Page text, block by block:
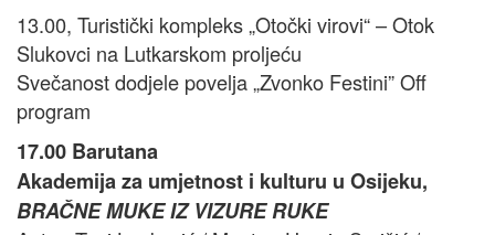
13.00, Turistički kompleks „Otočki virovi“ – Otok
Slukovci na Lutkarskom proljeću
Svečanost dodjele povelja „Zvonko Festini” Off
program
17.00 Barutana
Akademija za umjetnost i kulturu u Osijeku,
BRAČNE MUKE IZ VIZURE RUKE